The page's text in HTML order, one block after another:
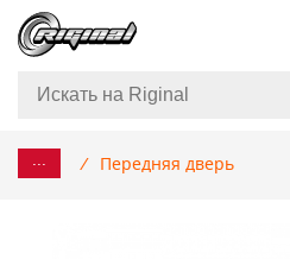
... / Передняя дверь